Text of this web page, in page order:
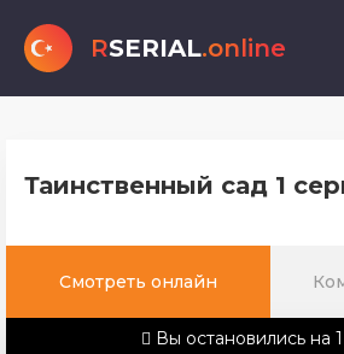
RSERIAL.online
Таинственный сад 1
Смотреть онлайн
Вы остановились на